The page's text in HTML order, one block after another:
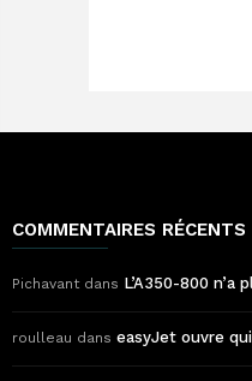
COMMENTAIRES RÉCENTS
Pichavant dans L’A350-800 n’a
roulleau dans easyJet ouvre